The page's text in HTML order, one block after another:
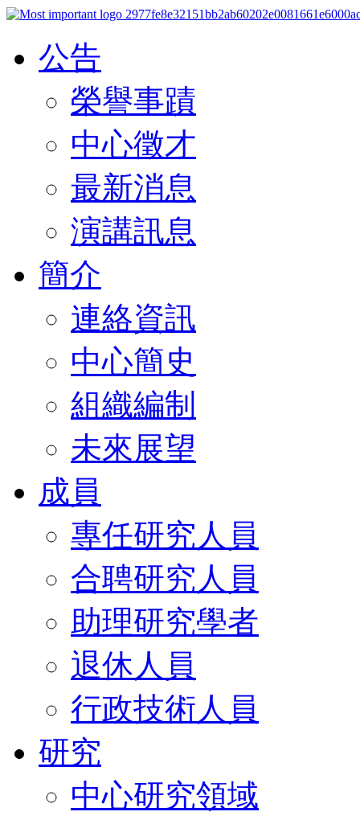
公告
榮譽事蹟
中心徵才
最新消息
演講訊息
簡介
連絡資訊
中心簡史
組織編制
未來展望
成員
專任研究人員
合聘研究人員
助理研究學者
退休人員
行政技術人員
研究
中心研究領域